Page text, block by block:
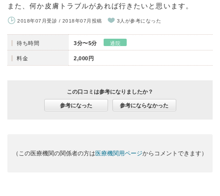
また、何か皮膚トラブルがあれば行きたいと思います。
2018年07月受診 / 2018年07月投稿 3人が参考になった
待ち時間 3分〜5分 通院
料金 2,000円
この口コミは参考になりましたか？
参考になった 参考にならなかった
（この医療機関の関係者の方は 医療機関用ページからコメントできます）